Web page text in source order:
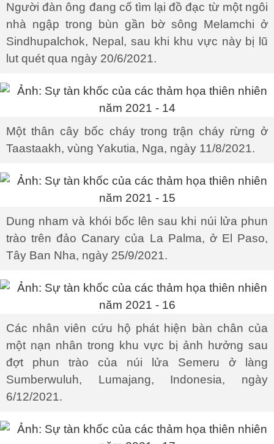
Người đàn ông đang cố tìm lại đồ đạc từ một ngôi
nhà ngập trong bùn gần bờ sông Melamchi ở
Sindhupalchok, Nepal, sau khi khu vực này bị lũ
lut quét qua ngày 20/6/2021.
Một thân cây bốc cháy trong trận cháy rừng ở
Taastaakh, vùng Yakutia, Nga, ngày 11/8/2021.
Dung nham và khói bốc lên sau khi núi lửa phun
trào trên đảo Canary của La Palma, ở El Paso,
Tây Ban Nha, ngày 25/9/2021.
Các nhân viên cứu hộ phát hiện bàn chân của
một nạn nhân trong khu vực bị ảnh hưởng sau
đợt phun trào của núi lửa Semeru ở làng
Sumberwuluh, Lumajang, Indonesia, ngày
6/12/2021.